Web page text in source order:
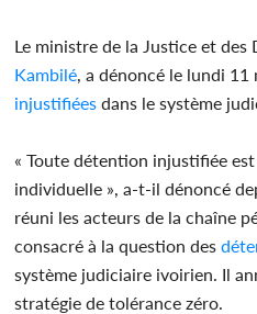
Le ministre de la Justice et des
Kambilé , a dénoncé le lundi
injustifiées dans le système
« Toute détention injustifiée
individuelle », a-t-il dénoncé
réuni les acteurs de la chaîne
consacré à la question des
système judiciaire ivoirien. Il
stratégie de tolérance zéro.